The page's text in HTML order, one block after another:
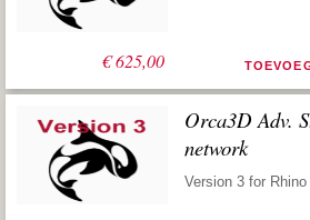
€625,00
Orca3D Adv.
network
Version 3 for